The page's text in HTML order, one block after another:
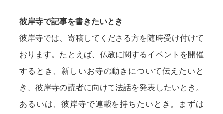
彼岸寺で記事を書きたいとき
彼岸寺では、寄稿してくださる方を随時受け付けて
おります。たとえば、仏教に関するイベントを開催
するとき、新しいお寺の動きについて伝えたいと
き、彼岸寺の読者に向けて法話を発表したいとき。
あるいは、彼岸寺で連載を持ちたいとき。まずは